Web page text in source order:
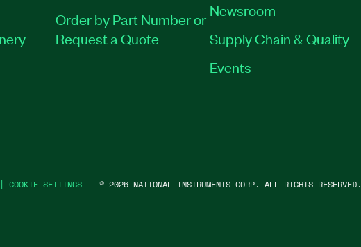
Order by Part Number or
Request a Quote
Newsroom
Supply Chain & Quality
Events
| COOKIE SETTINGS © 2026 NATIONAL INSTRUMENTS CORP. ALL RIGHTS RESERVED.